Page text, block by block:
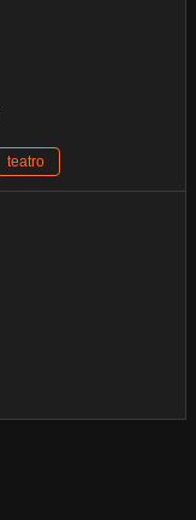
teatro